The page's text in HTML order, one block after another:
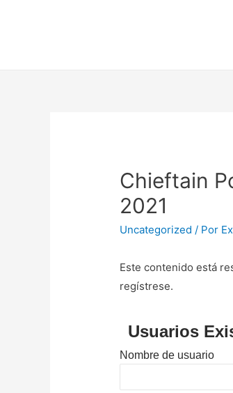
Chieftain
2021
Uncategorized / Por
Este contenido está
regístrese.
Usuarios
Nombre de usuario